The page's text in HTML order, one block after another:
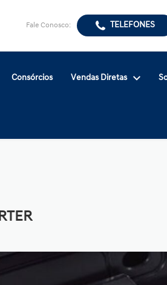
Fale Conosco: TELEFONES
Consórcios Vendas Diretas